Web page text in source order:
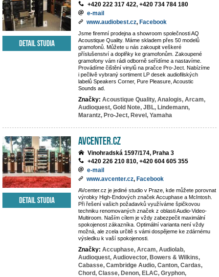
+420 222 317 422, +420 734 784 180
e-mail
www.audiobest.cz, Facebook
Jsme firemní prodejna a showroom společnosti AQ
Acoustique Quality. Máme skladem přes 50 modelů
gramofonů. Můžete u nás zakoupit veškeré
příslušenství a doplňky ke gramofonům. Zakoupené
gramofony vám rádi odborně seřídíme a nastavíme.
Provádíme čištění vinylů na pračce Pro-Ject. Nabízíme
i pečlivě vybraný sortiment LP desek audiofilských
labelů Speakers Corner, Pure Pleasure, Acoustic
Sounds ad.
Značky: Acoustique Quality, Analogis, Arcam,
Audioquest, Gold Note, JBL, Lindemann,
Marantz, Pro-Ject, Revel, Yamaha
Detail studia
AVcenter.cz
Vinohradská 1597/174, Praha 3
+420 226 210 810, +420 604 605 355
e-mail
www.avcenter.cz, Facebook
AVcenter.cz je jediné studio v Praze, kde můžete porovnat
výrobky High-Endových značek Accuphase a McIntosh.
Při řešení vašich požadavků využíváme špičkovou
techniku renomovaných značek z oblasti Audio-Video-
Multiroom. Naším cílem je vždy zabezpečit maximální
spokojenost zákazníka. Optimální varianta není vždy
možná, ale zcela určitě s vámi dospějeme ke zdárnému
výsledku k vaší spokojenosti.
Značky: Accuphase, Arcam, Audiolab,
Audioquest, Audiovector, Bowers & Wilkins,
Cabasse, Cambridge Audio, Canton, Cardas,
Chord, Classe, Denon, ELAC, Gryphon,
Detail studia